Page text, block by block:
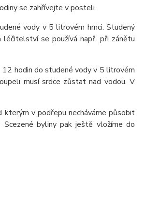
se zahřívejte v posteli.
vody v 5 litrovém hrnci. Studený
se používá např. při zánětu
12 hodin do studené vody v 5 litrovém
musí srdce zůstat nad vodou. V
kterým v podřepu necháváme působit
Scezené byliny pak ještě vložíme do